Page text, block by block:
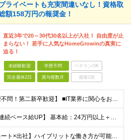
ライベートも充実間違いなし！資格取
額158万円の報奨金！
直近3年で20～30代30名以上が入社！ 自由度が止
まらない！ 若手に人気なHomeGrowinの真実に
迫る！
未経験歓迎 学歴不問 ベテランOK
完全週休2日 賞与複数月 面接1回
【学歴不問！第二新卒歓迎】 ■IT業界に関心をお持ちの方 【IT業界未経験者の方へ】 ITエンジニアという仕事は、パソコンの前でずっとにらめっこを しているイメージがありますが、意外とそうではないん
【4年連続ベース給UP】 基本給：24万円以上＋残業代(全額)＋各種手当 ※みなし残業なし ※基本給は経験や前職の給与を十分に考慮します ※交通費別途支給 ※6ヶ月間の試用期間があります（給与・待遇は
【リモート×出社】ハイブリットな働き方が可能！ 東京、神奈川のプロジェクト先 ■本社 神奈川県横浜市神奈川区栄町3-12 パシフィックマークス横浜イースト6F ■事業所(東京都最寄駅のみ記載) サ